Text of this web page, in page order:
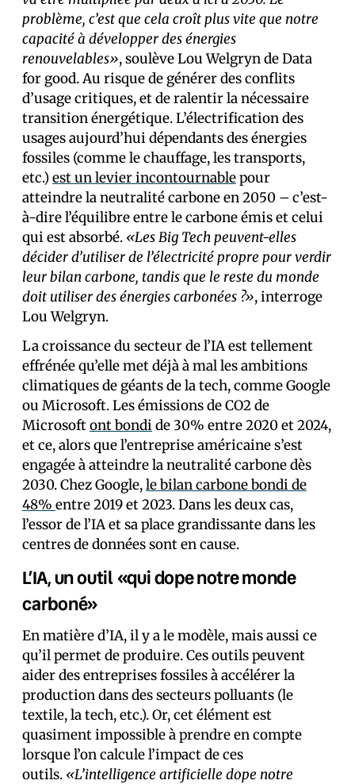
problème, c’est que cela croît plus vite que notre
capacité à développer des énergies
renouvelables», soulève Lou Welgryn de Data
for good. Au risque de générer des conflits
d’usage critiques, et de ralentir la nécessaire
transition énergétique. L’électrification des
usages aujourd’hui dépendants des énergies
fossiles (comme le chauffage, les transports,
etc.)est un levier incontournablepour
atteindre la neutralité carbone en 2050 – c’est-
à-dire l’équilibre entre le carbone émis et celui
qui est absorbé. «Les Big Tech peuvent-elles
décider d’utiliser de l’électricité propre pour verdir
leur bilan carbone, tandis que le reste du monde
doit utiliser des énergies carbonées ?», interroge
Lou Welgryn.
La croissance du secteur de l’IA est tellement
effrénée qu’elle met déjà à mal les ambitions
climatiques de géants de la tech, comme Google
ou Microsoft. Les émissions de CO2 de
Microsoftont bondi de 30% entre 2020 et 2024,
et ce, alors que l’entreprise américaine s’est
engagée à atteindre la neutralité carbone dès
2030. Chez Google,le bilan carbone bondi de
48% entre 2019 et 2023. Dans les deux cas,
l’essor de l’IA et sa place grandissante dans les
centres de données sont en cause.
L’IA, un outil «qui dope notre monde
carboné»
En matière d’IA, il y a le modèle, mais aussi ce
qu’il permet de produire. Ces outils peuvent
aider des entreprises fossiles à accélérer la
production dans des secteurs polluants (le
textile, la tech, etc.). Or, cet élément est
quasiment impossible à prendre en compte
lorsque l’on calcule l’impact de ces
outils. «L’intelligence artificielle dope notre